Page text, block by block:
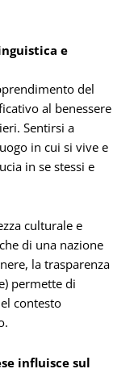
e
del
al benessere
Sentirsi a
in cui si vive e
in se stessi e
culturale e
di una nazione
la trasparenza
permette di
contesto
influisce sul